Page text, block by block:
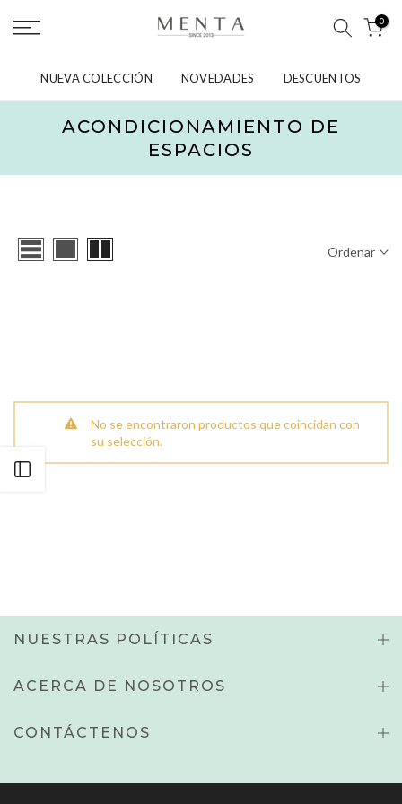
saltar
al
0
NUEVA COLECCIÓN NOVEDADES DESCUENTOS
ACONDICIONAMIENTO DE
ESPACIOS
Abrir Barra Lateral
Ordenar
No se encontraron productos que coincidan con
su selección.
NUESTRAS POLÍTICAS
ACERCA DE NOSOTROS
CONTÁCTENOS